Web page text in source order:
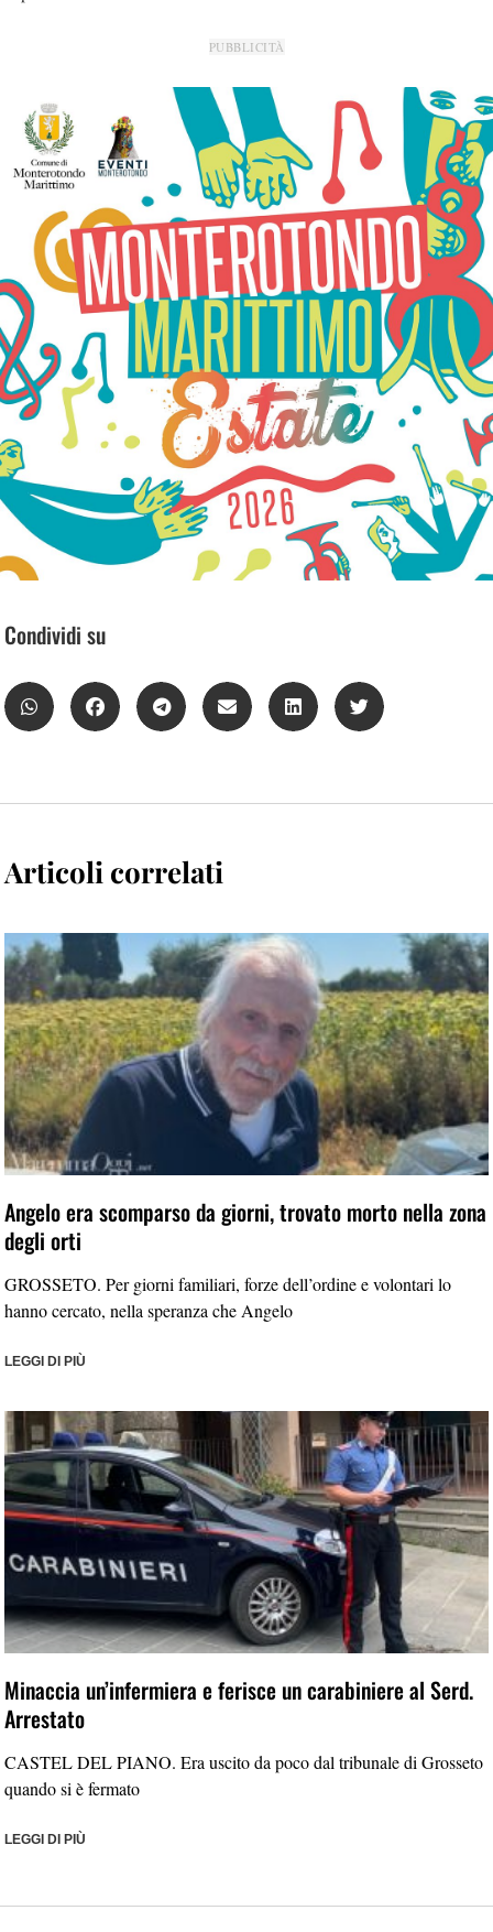
PUBBLICITÀ
Condividi su
Articoli correlati
Angelo era scomparso da giorni, trovato morto nella zona
degli orti
GROSSETO. Per giorni familiari, forze dell’ordine e volontari lo
hanno cercato, nella speranza che Angelo
LEGGI DI PIÙ
Minaccia un’infermiera e ferisce un carabiniere al Serd.
Arrestato
CASTEL DEL PIANO. Era uscito da poco dal tribunale di Grosseto
quando si è fermato
LEGGI DI PIÙ